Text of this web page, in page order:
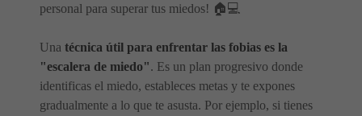
personal para superar tus miedos! 🏠💻
Una técnica útil para enfrentar las fobias es la
"escalera de miedo". Es un plan progresivo donde
identificas el miedo, estableces metas y te expones
gradualmente a lo que te asusta. Por ejemplo, si tienes